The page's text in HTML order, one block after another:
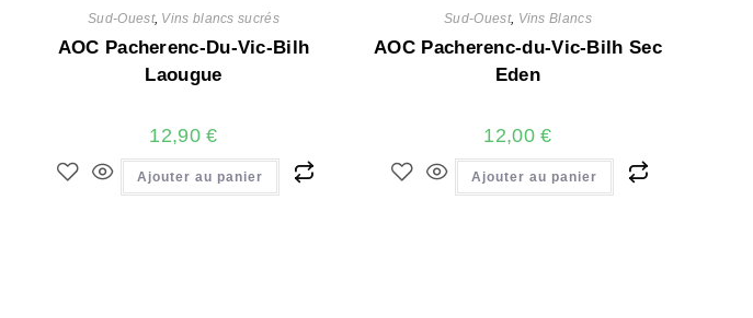
Sud-Ouest, Vins blancs sucrés
AOC Pacherenc-Du-Vic-Bilh
Laougue
12,90€
Ajouter au panier
Sud-Ouest, Vins Blancs
AOC Pacherenc-du-Vic-Bilh Sec
Eden
12,00€
Ajouter au panier